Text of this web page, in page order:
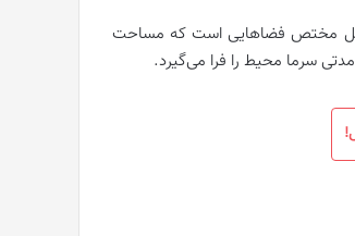
مختص فضاهایی است که مساحت
سرما محیط را فرا می‌گیرد.